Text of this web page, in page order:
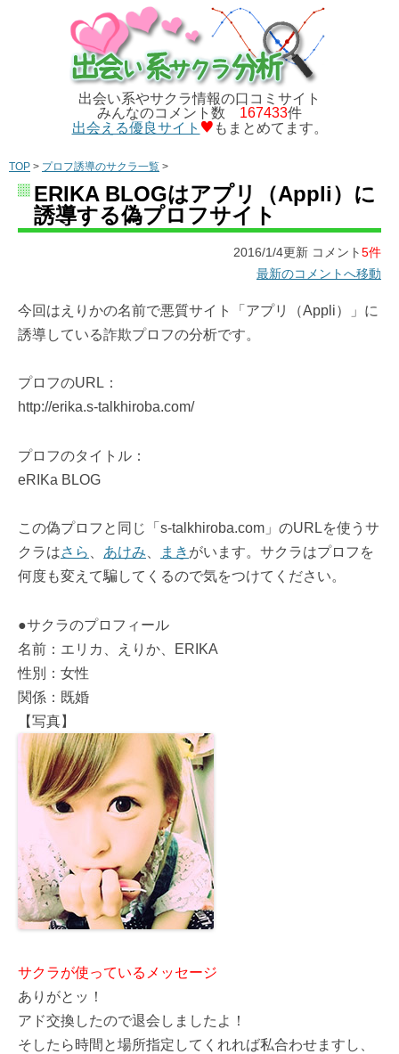
出会い系やサクラ情報の口コミサイト
みんなのコメント数 167433件
出会える優良サイト
もまとめてます。
TOP > プロフ誘導のサクラ一覧 >
ERIKA BLOGはアプリ（Appli）に
誘導する偽プロフサイト
2016/1/4更新 コメント5件
最新のコメントへ移動
今回はえりかの名前で悪質サイト「アプリ（Appli）」に
誘導している詐欺プロフの分析です。
プロフのURL：
http://erika.s-talkhiroba.com/
プロフのタイトル：
eRIKa BLOG
この偽プロフと同じ「s-talkhiroba.com」のURLを使うサ
クラはさら あけみ まき がいます。サクラはプロフを
何度も変えて騙してくるので気をつけてください。
●サクラのプロフィール
名前：エリカ、えりか、ERIKA
性別：女性
関係：既婚
【写真】
サクラが使っているメッセージ
ありがとッ！
アド交換したので退会しましたよ！
そしたら時間と場所指定してくれれば私合わせますし、